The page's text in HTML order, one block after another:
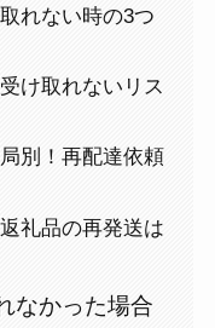
れない時の3つ
け取れないリス
別！再配達依頼
礼品の再発送は
なかった場合